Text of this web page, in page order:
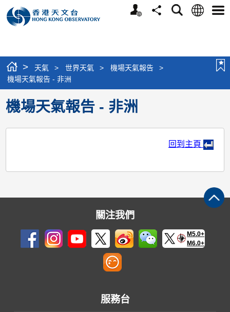
個
分
搜
語
選
> 天氣 > 世界天氣 > 機場天氣報告
>
機場天氣報告 - 非洲
機場天氣報告 - 非洲
回到主頁
關注我們
M5.0+
M6.0+
服務台